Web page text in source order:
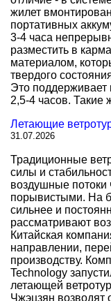
жилет
портативных
3-4 часа
разместить в
материалом,
твердого
Это поддерживает
2,5-4 часов. Такие
Летающие
31.07.2026
Традиционные
силы и
воздушные
порывистыми. На
сильнее и
рассматривают
Китайская
направлении,
производству.
Technology
летающей
Чжэцзян возводят